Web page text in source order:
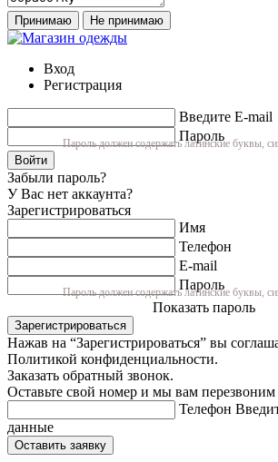
Принимаю Не принимаю
Вход
Регистрация
Введите E-mail
Пароль
Пароль должен содержать латинские буквы,
Войти
Забыли пароль?
У Вас нет аккаунта?
Зарегистрироваться
Имя
Телефон
E-mail
Пароль
Пароль должен содержать латинские буквы,
Показать пароль
Зарегистрироваться
Нажав на “Зарегистрироваться” вы
Политикой конфиденциальности.
Заказать обратный звонок.
Оставьте свой номер и мы вам перезвоним
Телефон
данные
Оставить заявку